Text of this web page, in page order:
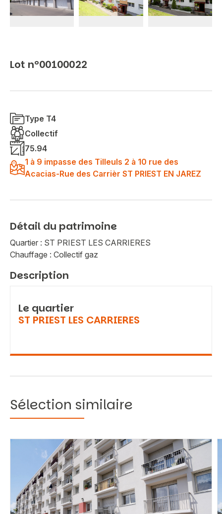
Lot n°00100022
Type T4
Collectif
75.94
1 à 9 impasse des Tilleuls 2 à 10 rue des
Acacias-Rue des Carrièr ST PRIEST EN JAREZ
Détail du patrimoine
Quartier : ST PRIEST LES CARRIERES
Chauffage : Collectif gaz
Description
Le quartier
ST PRIEST LES CARRIERES
Sélection similaire